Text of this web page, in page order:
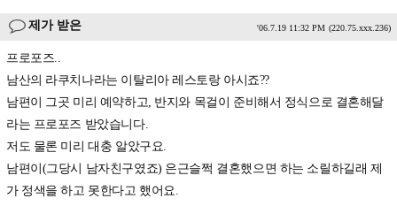
제가 받은 '06.7.19 11:32 PM (220.75.xxx.236)
프로포즈..
남산의 라쿠치나라는 이탈리아 레스토랑 아시죠??
남편이 그곳 미리 예약하고, 반지와 목걸이 준비해서 정식으로 결혼해달
라는 프로포즈 받았습니다.
저도 물론 미리 대충 알았구요.
남편이(그당시 남자친구였죠) 은근슬쩍 결혼했으면 하는 소릴하길래 제
가 정색을 하고 못한다고 했어요.